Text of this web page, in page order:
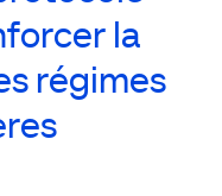
la
régimes